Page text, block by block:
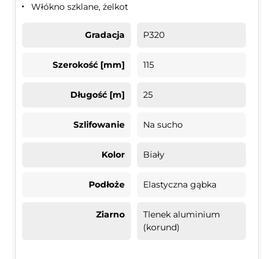
Włókno szklane, żelkot
Gradacja P320
Szerokość [mm] 115
Długość [m] 25
Szlifowanie Na sucho
Kolor Biały
Podłoże Elastyczna gąbka
Ziarno
Tlenek aluminium
(korund)